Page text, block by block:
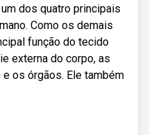
dos quatro principais
Como os demais
função do tecido
externa do corpo, as
os órgãos. Ele também